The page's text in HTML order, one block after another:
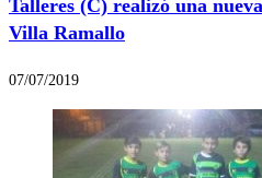
Talleres (C) realizó una
Villa Ramallo
07/07/2019